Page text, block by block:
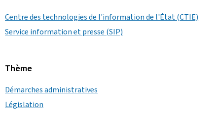
Centre des technologies de l'information de l'État (CTIE)
Service information et presse (SIP)
Thème
Démarches administratives
Législation